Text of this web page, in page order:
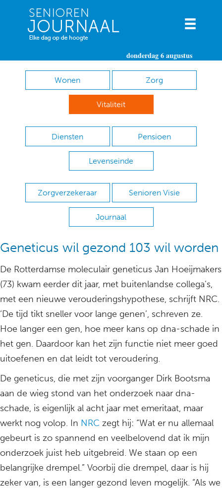
donderdag 6 augustus
Wonen Zorg
Vitaliteit
Diensten Pensioen
Levenseinde
Zorgverzekeraar Senioren Visie
Journaal
Geneticus wil gezond 103 wil worden
De Rotterdamse moleculair geneticus Jan Hoeijmakers
(73) kwam eerder dit jaar, met buitenlandse collega’s,
met een nieuwe verouderingshypothese, schrijft NRC.
‘De tijd tikt sneller voor lange genen’, schreven ze.
Hoe langer een gen, hoe meer kans op dna-schade in
het gen. Daardoor kan het zijn functie niet meer goed
uitoefenen en dat leidt tot veroudering.
De geneticus, die met zijn voorganger Dirk Bootsma
aan de wieg stond van het onderzoek naar dna-
schade, is eigenlijk al acht jaar met emeritaat, maar
werkt nog volop. In NRC zegt hij: “Wat er nu allemaal
gebeurt is zo spannend en veelbelovend dat ik mijn
onderzoek juist heb uitgebreid. We staan op een
belangrijke drempel.” Voorbij die drempel, daar is hij
zeker van, is een langer gezond leven mogelijk. “Als we